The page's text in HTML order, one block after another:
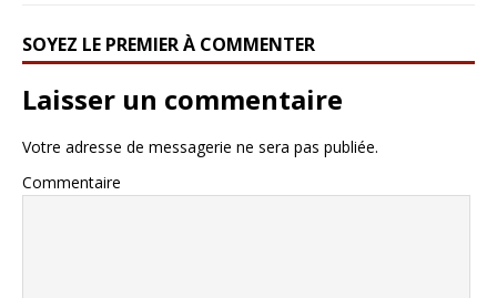
SOYEZ LE PREMIER À COMMENTER
Laisser un commentaire
Votre adresse de messagerie ne sera pas publiée.
Commentaire